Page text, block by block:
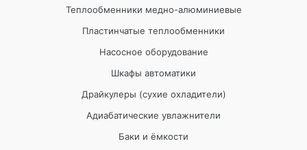
Теплообменники медно-алюминиевые
Пластинчатые теплообменники
Насосное оборудование
Шкафы автоматики
Драйкулеры (сухие охладители)
Адиабатические увлажнители
Баки и ёмкости